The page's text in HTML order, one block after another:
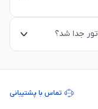
جدا شد؟
تماس با پشتیبانی